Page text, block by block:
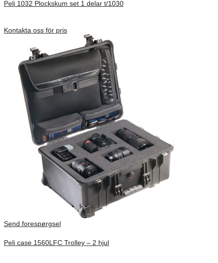
Peli 1032 Plockskum set 1 delar t/1030
Kontakta oss för pris
Send forespørgsel
Peli case 1560LFC Trolley – 2 hjul